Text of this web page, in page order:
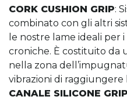
CORK CUSHION GRIP:
combinato con gli altri
le nostre lame ideali per
croniche. È costituito da
nella zona
vibrazioni di raggiungere
CANALE SILICONE